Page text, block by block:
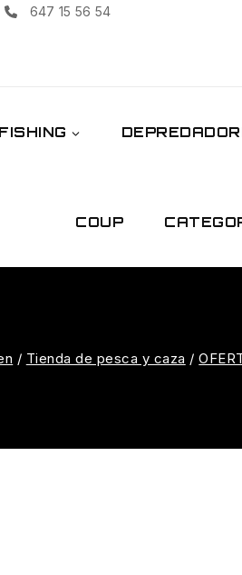
647 15 56 54
COUP
/ Tienda de pesca y caza /